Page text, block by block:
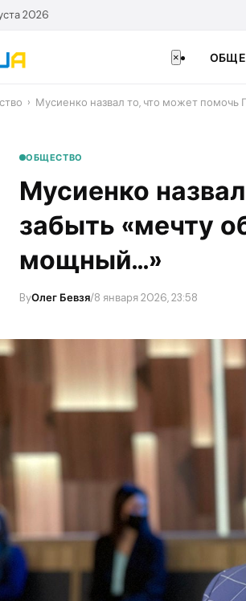
2026
×
› Мусиенко назвал то, что может помочь
ОБЩЕСТВО
Мусиенко
забыть «мечту
мощный…»
ByОлег Бевзя/8 января 2026, 23:58